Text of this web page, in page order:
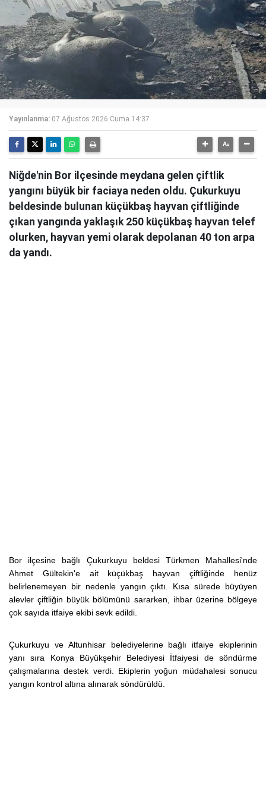
Yayınlanma: 07 Ağustos 2026 Cuma 14:37
Niğde'nin Bor ilçesinde meydana gelen çiftlik
yangını büyük bir faciaya neden oldu. Çukurkuyu
beldesinde bulunan küçükbaş hayvan çiftliğinde
çıkan yangında yaklaşık 250 küçükbaş hayvan telef
olurken, hayvan yemi olarak depolanan 40 ton arpa
da yandı.
Bor ilçesine bağlı Çukurkuyu beldesi Türkmen Mahallesi'nde
Ahmet Gültekin'e ait küçükbaş hayvan çiftliğinde henüz
belirlenemeyen bir nedenle yangın çıktı. Kısa sürede büyüyen
alevler çiftliğin büyük bölümünü sararken, ihbar üzerine bölgeye
çok sayıda itfaiye ekibi sevk edildi.
Çukurkuyu ve Altunhisar belediyelerine bağlı itfaiye ekiplerinin
yanı sıra Konya Büyükşehir Belediyesi İtfaiyesi de söndürme
çalışmalarına destek verdi. Ekiplerin yoğun müdahalesi sonucu
yangın kontrol altına alınarak söndürüldü.